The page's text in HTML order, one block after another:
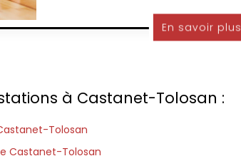
En savoir plus
à Castanet-Tolosan :
Tolosan
Castanet-Tolosan